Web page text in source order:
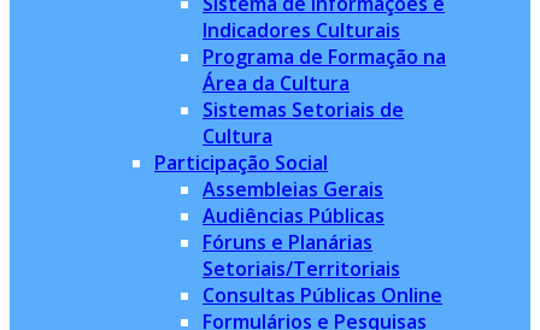
Indicadores Culturais
Programa de Formação na
Área da Cultura
Sistemas Setoriais de
Cultura
Participação Social
Assembleias Gerais
Audiências Públicas
Fóruns e Planárias
Setoriais/Territoriais
Consultas Públicas Online
Formulários e Pesquisas